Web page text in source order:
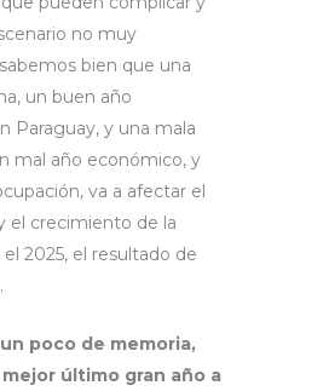
no muy
bien que una
un buen año
Paraguay, y una mala
mal año económico, y
va a afectar el
el crecimiento de la
2025, el resultado de
poco de memoria,
último gran año a